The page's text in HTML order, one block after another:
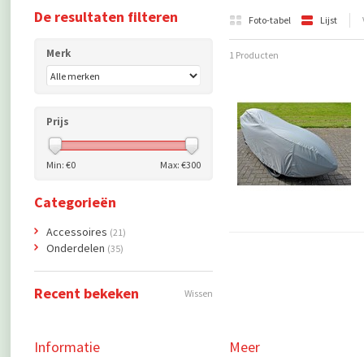
Foto-tabel Lijst
1 Producten
De resultaten filteren
Merk
Prijs
Min: €0 Max: €300
Categorieën
Accessoires (21)
Onderdelen (35)
Recent bekeken Wissen
Informatie Meer